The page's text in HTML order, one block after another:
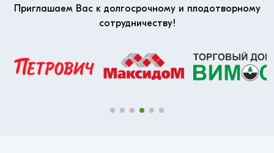
Приглашаем Вас к долгосрочному и плодотворному
сотрудничеству!